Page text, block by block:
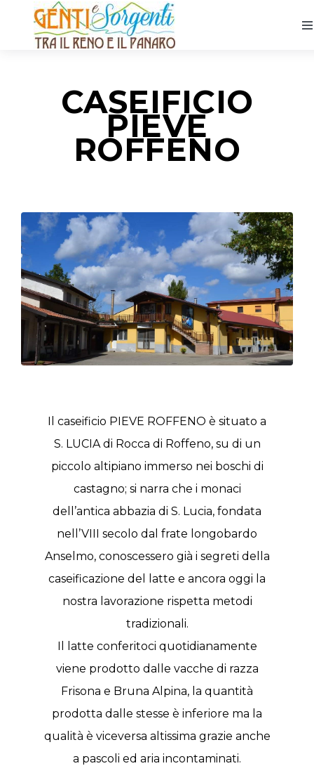
Borghi
Eventi
Partners
Associazioni
CASEIFICIO
PIEVE
ROFFENO
Il caseificio PIEVE ROFFENO è situato a
S. LUCIA di Rocca di Roffeno, su di un
piccolo altipiano immerso nei boschi di
castagno; si narra che i monaci
dell’antica abbazia di S. Lucia, fondata
nell’VIII secolo dal frate longobardo
Anselmo, conoscessero già i segreti della
caseificazione del latte e ancora oggi la
nostra lavorazione rispetta metodi
tradizionali.
Il latte conferitoci quotidianamente
viene prodotto dalle vacche di razza
Frisona e Bruna Alpina, la quantità
prodotta dalle stesse è inferiore ma la
qualità è viceversa altissima grazie anche
a pascoli ed aria incontaminati.